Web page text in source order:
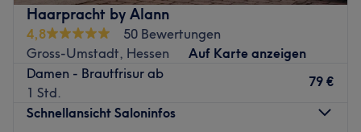
Haarpracht by Alann
4,8
50 Bewertungen
Gross-Umstadt, Hessen
Auf Karte anzeigen
Damen - Brautfrisur ab
1 Std.
79 €
Schnellansicht Saloninfos